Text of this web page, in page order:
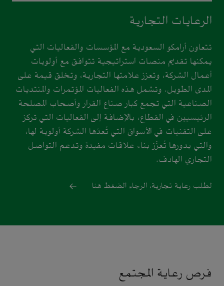
الرعايات التجارية
تتعاون أرامكو السعودية مع المؤسسات والفعاليات التي
يمكنها تقديم منصات استراتيجية تتوافق مع أولويات
أعمال الشركة، وتعزز علامتها التجارية، وتخلق قيمة على
المدى الطويل. وتشمل هذه الفعاليات المؤتمرات والمنتديات
الصناعية التي تجمع كبار صناع القرار وأصحاب المصلحة
الرئيسيين في القطاع، بالإضافة إلى الفعاليات التي تركز
على التقنيات في الأسواق التي تُعدّها الشركة أولوية لها،
والتي بدورها تُعزّز بناء علاقات مفيدة وتدعم التواصل
التجاري الهادف.
لطلب رعاية تجارية، الرجاء الضغط هنا
فرص رعاية المجتمع